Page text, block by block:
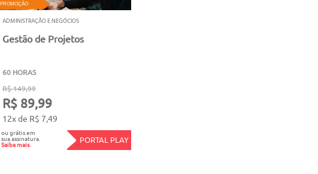
PROMOÇÃO
ADMINISTRAÇÃO E NEGÓCIOS
Gestão de Projetos
60 HORAS
R$ 149,99
R$ 89,99
12x de R$ 7,49
ou grátis em
sua assinatura.
Saiba mais. PORTAL PLAY